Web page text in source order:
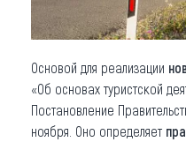
Основой для реализации
«Об основах туристской
Постановление
ноября. Оно определяет